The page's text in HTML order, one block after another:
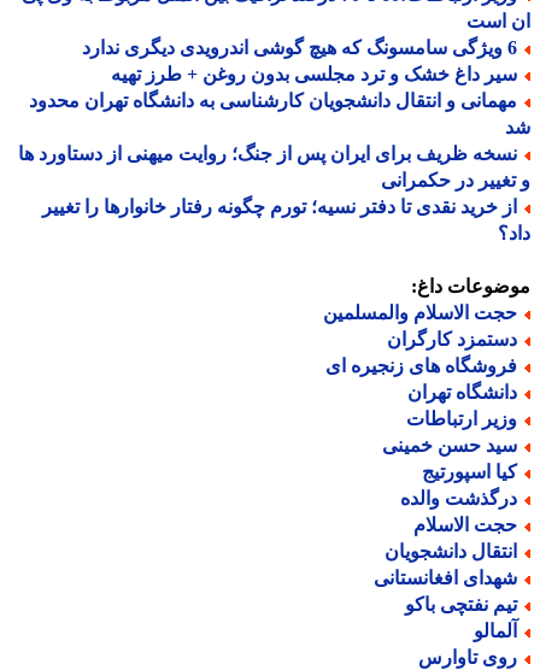
است
داغ خشک و ترد مجلسی بدون روغن + طرز تهیه
و انتقال دانشجویان کارشناسی به دانشگاه تهران محدود
ظریف برای ایران پس از جنگ؛ روایت میهنی از دستاورد ها
در حکمرانی
خرید نقدی تا دفتر نسیه؛ تورم چگونه رفتار خانوارها را تغییر
داغ:
الاسلام والمسلمین
کارگران
های زنجیره ای
تهران
ارتباطات
حسن خمینی
اسپورتیج
والده
الاسلام
دانشجویان
افغانستانی
نفتچی باکو
تاوارس